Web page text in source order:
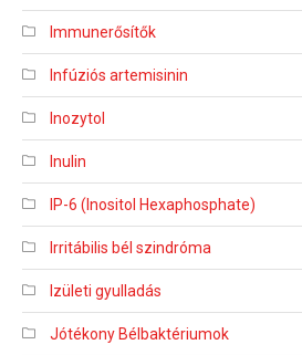
Immunerősítők
Infúziós artemisinin
Inozytol
Inulin
IP-6 (Inositol Hexaphosphate)
Irritábilis bél szindróma
Izületi gyulladás
Jótékony Bélbaktériumok